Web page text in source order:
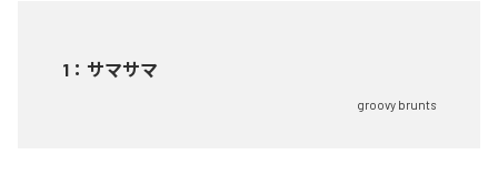
1 ： サマサマ
groovy brunts